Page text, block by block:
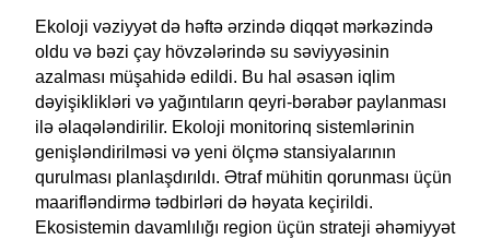
Ekoloji vəziyyət də həftə ərzində diqqət mərkəzində
oldu və bəzi çay hövzələrində su səviyyəsinin
azalması müşahidə edildi. Bu hal əsasən iqlim
dəyişiklikləri və yağıntıların qeyri-bərabər paylanması
ilə əlaqələndirilir. Ekoloji monitorinq sistemlərinin
genişləndirilməsi və yeni ölçmə stansiyalarının
qurulması planlaşdırıldı. Ətraf mühitin qorunması üçün
maarifləndirmə tədbirləri də həyata keçirildi.
Ekosistemin davamlılığı region üçün strateji əhəmiyyət